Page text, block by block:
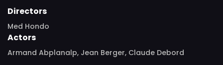
Directors
Med Hondo
Actors
Armand Abplanalp, Jean Berger, Claude Debord